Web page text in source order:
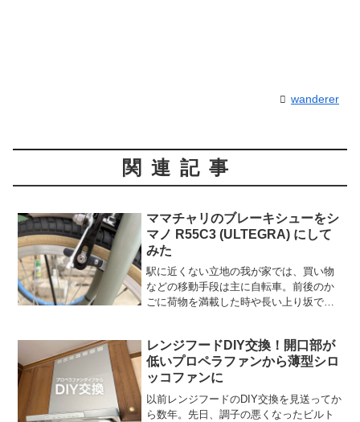
wanderer
関連記事
ママチャリのブレーキシューをシ
マノ R55C3 (ULTEGRA) にして
みた
駅に近くない立地の我が家では、買い物
などの移動手段は主に自転車。前後のか
ごに荷物を満載した時や長い上り坂では
を借りた時から、その便利さに「いつか
買ってやる！」と意気込ん...
レンジフードDIY交換！開口部が
低いプロペラファンから薄型シロ
ッコファンに
以前レンジフードのDIY交換を見送ってか
ら数年。先日、調子の悪くなったビルト